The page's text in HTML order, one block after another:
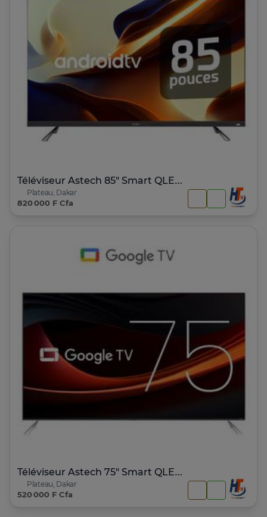
Téléviseur Astech 85" Smart QLED Google tv
Plateau, Dakar
820 000 F Cfa
Téléviseur Astech 75" Smart QLED Google Tv
Plateau, Dakar
520 000 F Cfa